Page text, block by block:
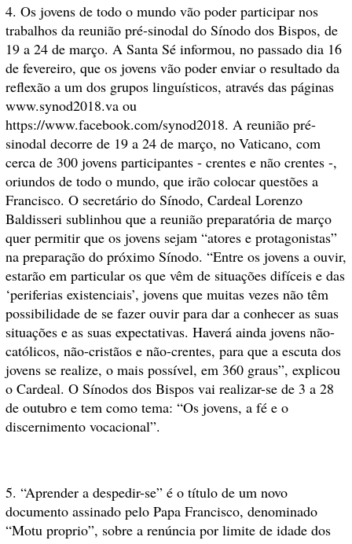
4. Os jovens de todo o mundo vão poder participar nos
trabalhos da reunião pré-sinodal do Sínodo dos Bispos, de
19 a 24 de março. A Santa Sé informou, no passado dia 16
de fevereiro, que os jovens vão poder enviar o resultado da
reflexão a um dos grupos linguísticos, através das páginas
www.synod2018.va ou
https://www.facebook.com/synod2018. A reunião pré-
sinodal decorre de 19 a 24 de março, no Vaticano, com
cerca de 300 jovens participantes - crentes e não crentes -,
oriundos de todo o mundo, que irão colocar questões a
Francisco. O secretário do Sínodo, Cardeal Lorenzo
Baldisseri sublinhou que a reunião preparatória de março
quer permitir que os jovens sejam “atores e protagonistas”
na preparação do próximo Sínodo. “Entre os jovens a ouvir,
estarão em particular os que vêm de situações difíceis e das
‘periferias existenciais’, jovens que muitas vezes não têm
possibilidade de se fazer ouvir para dar a conhecer as suas
situações e as suas expectativas. Haverá ainda jovens não-
católicos, não-cristãos e não-crentes, para que a escuta dos
jovens se realize, o mais possível, em 360 graus”, explicou
o Cardeal. O Sínodos dos Bispos vai realizar-se de 3 a 28
de outubro e tem como tema: “Os jovens, a fé e o
discernimento vocacional”.
5. “Aprender a despedir-se” é o título de um novo
documento assinado pelo Papa Francisco, denominado
“Motu proprio”, sobre a renúncia por limite de idade dos